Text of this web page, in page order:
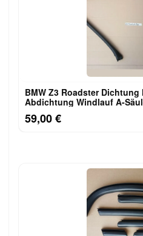
BMW Z3 Roadster
Abdichtung Windlauf A-
59,00 €